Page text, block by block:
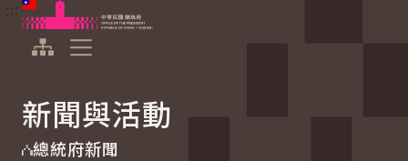
跳到主要內容
中華民國總統府
新聞與活動
總統府新聞